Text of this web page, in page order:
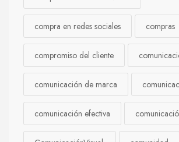
compra en redes sociales compras
compromiso del cliente
comunicación de marca
comunicación efectiva